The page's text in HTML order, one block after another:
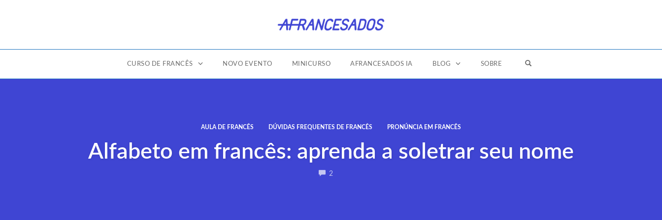
CURSO DE FRANCÊS NOVO EVENTO MINICURSO AFRANCESADOS IA BLOG SOBRE OPEN SEARCH FORM
AULA DE FRANCÊS DÚVIDAS FREQUENTES DE FRANCÊS PRONÚNCIA EM FRANCÊS
Alfabeto em francês: aprenda a soletrar seu nome
2